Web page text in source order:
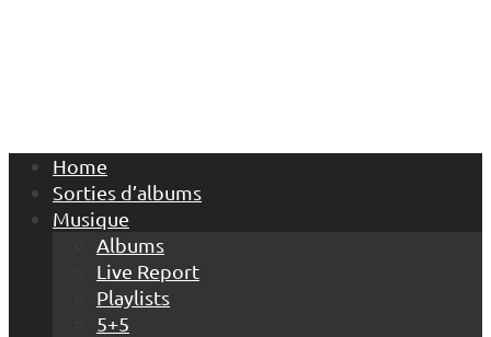
Home
Sorties d’albums
Musique
Albums
Live Report
Playlists
5+5